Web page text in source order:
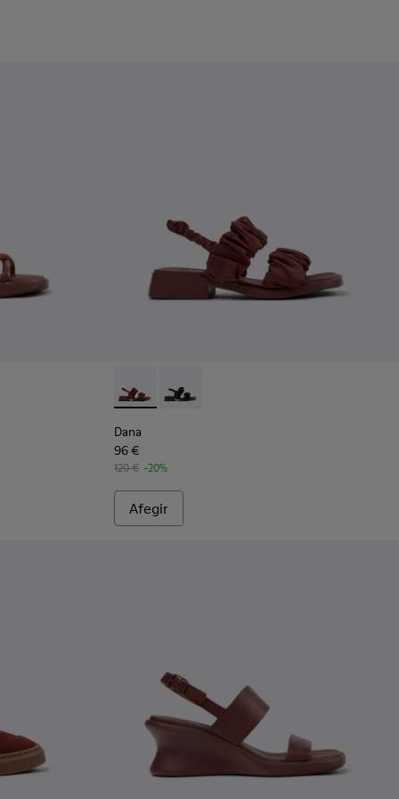
de pell burdeus per a dona amb soles exteriors.
Dana - K201894-003 - Sandàlies tèxtils
Dana - K201894-001
Dana
96 €
120 € -20%
Afegir